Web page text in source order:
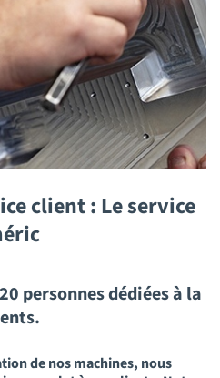
client : Le service
personnes dédiées à la
de nos machines, nous